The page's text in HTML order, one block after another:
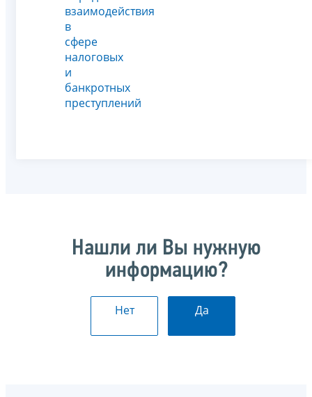
взаимодействия
в
сфере
налоговых
и
банкротных
преступлений
Нашли ли Вы нужную
информацию?
Нет Да